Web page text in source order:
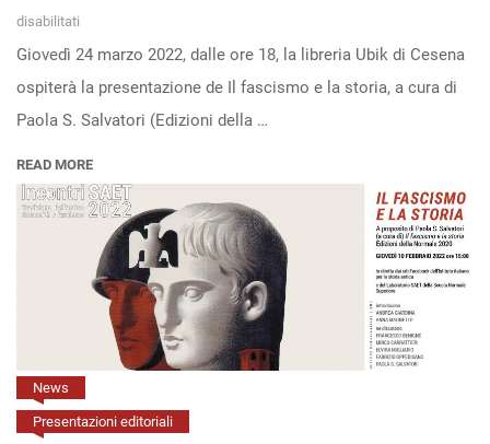
disabilitati
“Il
fascismo
e
storia”
alla
libreria
Ubik
Cesena
(24
marzo
Giovedì 24 marzo 2022, dalle ore 18, la libreria Ubik di Cesena
ospiterà la presentazione de Il fascismo e la storia, a cura di
Paola S. Salvatori (Edizioni della …
READ MORE
News
Presentazioni editoriali